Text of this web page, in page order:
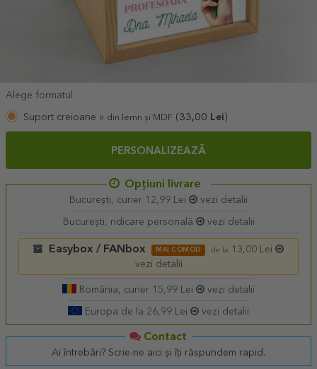
Alege formatul
Suport creioane » din lemn și MDF ( 33,00 Lei )
PERSONALIZEAZĂ
Opțiuni livrare
București, curier 12,99 Lei vezi detalii
București, ridicare personală vezi detalii
Easybox / FANbox MAI COMOD de la
13,00 Lei
vezi detalii
România, curier 15,99 Lei vezi detalii
Europa de la 26,99 Lei vezi detalii
Contact
Ai întrebări? Scrie-ne aici și îți răspundem rapid.